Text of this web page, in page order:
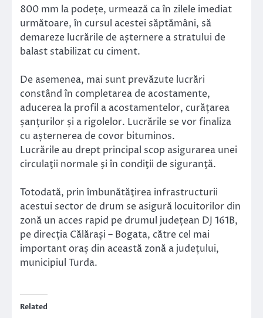
800 mm la podețe, urmează ca în zilele imediat
următoare, în cursul acestei săptămâni, să
demareze lucrările de așternere a stratului de
balast stabilizat cu ciment.
De asemenea, mai sunt prevăzute lucrări
constând în completarea de acostamente,
aducerea la profil a acostamentelor, curățarea
șanțurilor și a rigolelor. Lucrările se vor finaliza
cu așternerea de covor bituminos.
Lucrările au drept principal scop asigurarea unei
circulaţii normale şi în condiţii de siguranţă.
Totodată, prin îmbunătăţirea infrastructurii
acestui sector de drum se asigură locuitorilor din
zonă un acces rapid pe drumul județean DJ 161B,
pe direcția Călărași – Bogata, către cel mai
important oraș din această zonă a județului,
municipiul Turda.
Related